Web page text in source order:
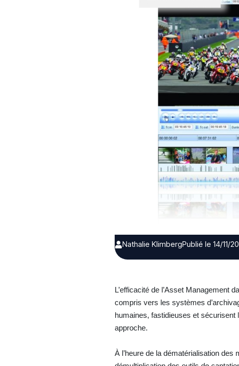
Nathalie KlimbergPublié le 14/11/
L’efficacité de l’Asset Management
compris vers les systèmes
humaines, fastidieuses et sécurisent
approche.
À l’heure de la dématérialisation des